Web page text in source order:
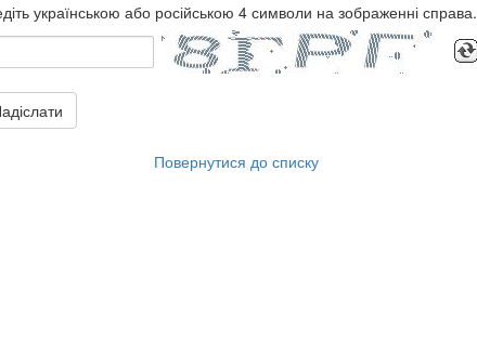
українською або російською 4 символи на зображенні справа.
Повернутися до списку